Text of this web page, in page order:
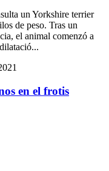
un Yorkshire terrier
de peso. Tras un
el animal comenzó a
en el frotis